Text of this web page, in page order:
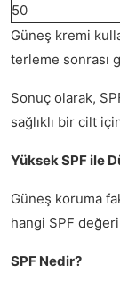
50
Güneş kremi
terleme sonrası
Sonuç olarak,
sağlıklı bir cilt
Yüksek SPF ile
Güneş koruma
hangi SPF
SPF Nedir?